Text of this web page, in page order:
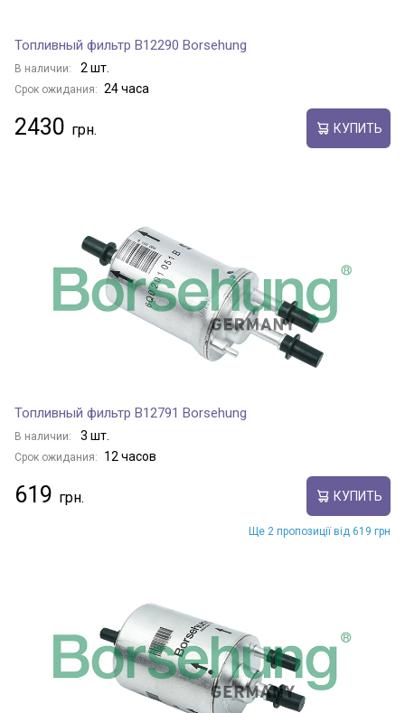
Топливный фильтр B12290 Borsehung
В наличии: 2 шт.
Срок ожидания: 24 часа
2430 КУПИТЬ
Топливный фильтр B12791 Borsehung
В наличии: 3 шт.
Срок ожидания: 12 часов
619 КУПИТЬ
Ще 2 пропозиції від 619 грн